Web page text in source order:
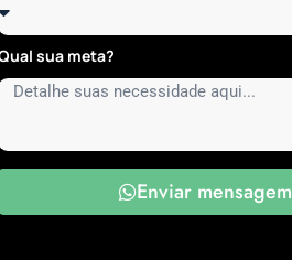
sua meta?
Enviar mensagem